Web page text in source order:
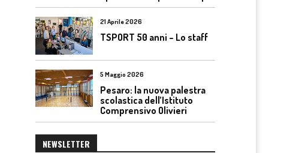
21 Aprile 2026
TSPORT 50 anni – Lo staff
5 Maggio 2026
Pesaro: la nuova palestra
scolastica dell’Istituto
Comprensivo Olivieri
NEWSLETTER